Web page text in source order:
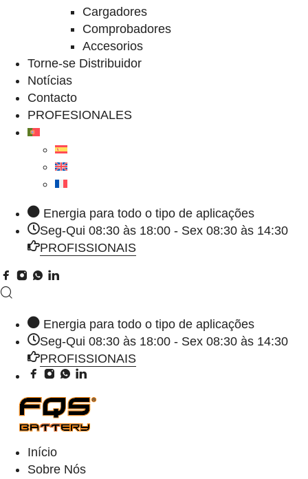
Cargadores
Comprobadores
Accesorios
Torne-se Distribuidor
Notícias
Contacto
PROFESIONALES
Energia para todo o tipo de aplicações
Seg-Qui 08:30 às 18:00 - Sex 08:30 às 14:30
PROFISSIONAIS
Energia para todo o tipo de aplicações
Seg-Qui 08:30 às 18:00 - Sex 08:30 às 14:30
PROFISSIONAIS
Início
Sobre Nós